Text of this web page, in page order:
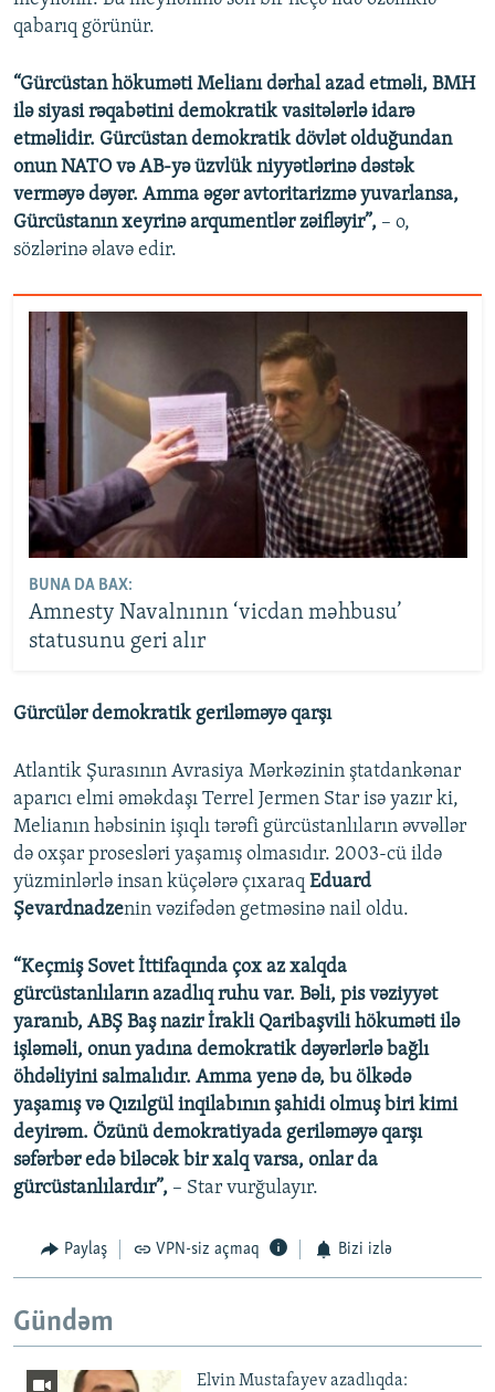
qabarıq görünür.
“Gürcüstan hökuməti Melianı dərhal azad etməli, BMH
ilə siyasi rəqabətini demokratik vasitələrlə idarə
etməlidir. Gürcüstan demokratik dövlət olduğundan
onun NATO və AB-yə üzvlük niyyətlərinə dəstək
verməyə dəyər. Amma əgər avtoritarizmə yuvarlansa,
Gürcüstanın xeyrinə arqumentlər zəifləyir”, – o,
sözlərinə əlavə edir.
BUNA DA BAX:
Amnesty Navalnının ‘vicdan məhbusu’
statusunu geri alır
Gürcülər demokratik geriləməyə qarşı
Atlantik Şurasının Avrasiya Mərkəzinin ştatdankənar
aparıcı elmi əməkdaşı Terrel Jermen Star isə yazır ki,
Melianın həbsinin işıqlı tərəfi gürcüstanlıların əvvəllər
də oxşar prosesləri yaşamış olmasıdır. 2003-cü ildə
yüzminlərlə insan küçələrə çıxaraq Eduard
Şevardnadzenin vəzifədən getməsinə nail oldu.
“Keçmiş Sovet İttifaqında çox az xalqda
gürcüstanlıların azadlıq ruhu var. Bəli, pis vəziyyət
yaranıb, ABŞ Baş nazir İrakli Qaribaşvili hökuməti ilə
işləməli, onun yadına demokratik dəyərlərlə bağlı
öhdəliyini salmalıdır. Amma yenə də, bu ölkədə
yaşamış və Qızılgül inqilabının şahidi olmuş biri kimi
deyirəm. Özünü demokratiyada geriləməyə qarşı
səfərbər edə biləcək bir xalq varsa, onlar da
gürcüstanlılardır”, – Star vurğulayır.
Paylaş VPN-siz açmaq Bizi izlə
Gündəm
Elvin Mustafayev azadlıqda: